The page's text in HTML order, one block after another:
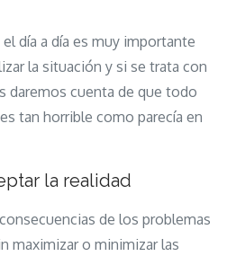
día a día es muy importante
la situación y si se trata con
daremos cuenta de que todo
tan horrible como parecía en
la realidad
de los problemas
maximizar o minimizar las